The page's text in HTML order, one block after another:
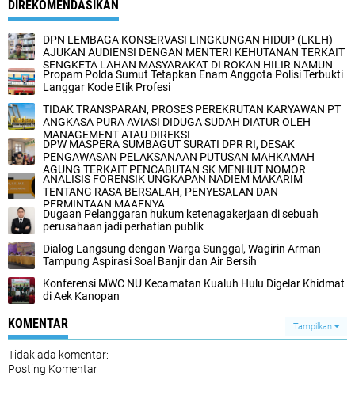
DIREKOMENDASIKAN
DPN LEMBAGA KONSERVASI LINGKUNGAN HIDUP (LKLH)
AJUKAN AUDIENSI DENGAN MENTERI KEHUTANAN TERKAIT
SENGKETA LAHAN MASYARAKAT DI ROKAN HILIR NAMUN
TIDAK DIRESPON
Propam Polda Sumut Tetapkan Enam Anggota Polisi Terbukti
Langgar Kode Etik Profesi
TIDAK TRANSPARAN, PROSES PEREKRUTAN KARYAWAN PT
ANGKASA PURA AVIASI DIDUGA SUDAH DIATUR OLEH
MANAGEMENT ATAU DIREKSI
DPW MASPERA SUMBAGUT SURATI DPR RI, DESAK
PENGAWASAN PELAKSANAAN PUTUSAN MAHKAMAH
AGUNG TERKAIT PENCABUTAN SK MENHUT NOMOR
573/MENHUT-II/2009
ANALISIS FORENSIK UNGKAPAN NADIEM MAKARIM
TENTANG RASA BERSALAH, PENYESALAN DAN
PERMINTAAN MAAFNYA
Dugaan Pelanggaran hukum ketenagakerjaan di sebuah
perusahaan jadi perhatian publik
Dialog Langsung dengan Warga Sunggal, Wagirin Arman
Tampung Aspirasi Soal Banjir dan Air Bersih
‎Konferensi MWC NU Kecamatan Kualuh Hulu Digelar Khidmat
di Aek Kanopan‎
KOMENTAR Tampilkan
Tidak ada komentar:
Posting Komentar